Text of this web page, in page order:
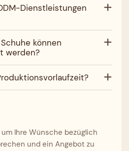
Dienstleistungen
können
werden?
Ihre Wünsche bezüglich
und ein Angebot zu